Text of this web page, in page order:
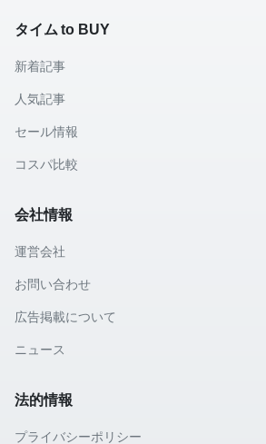
タイム to BUY
新着記事
人気記事
セール情報
コスパ比較
会社情報
運営会社
お問い合わせ
広告掲載について
ニュース
法的情報
プライバシーポリシー